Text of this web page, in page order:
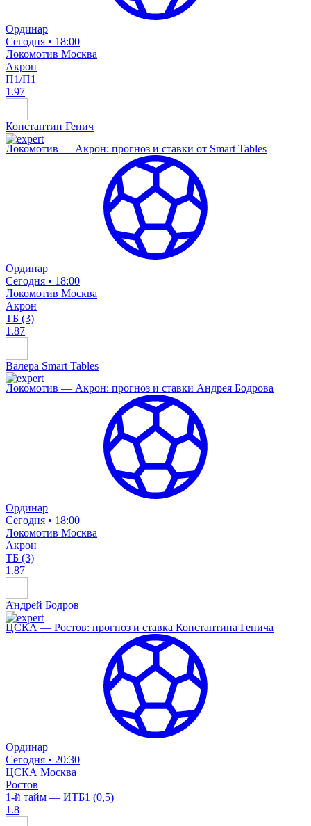
Ординар
Сегодня • 18:00
Локомотив Москва
Акрон
П1/П1
1.97
Константин Генич
Локомотив — Акрон: прогноз и ставки от Smart Tables
Ординар
Сегодня • 18:00
Локомотив Москва
Акрон
ТБ (3)
1.87
Валера Smart Tables
Локомотив — Акрон: прогноз и ставки Андрея Бодрова
Ординар
Сегодня • 18:00
Локомотив Москва
Акрон
ТБ (3)
1.87
Андрей Бодров
ЦСКА — Ростов: прогноз и ставка Константина Генича
Ординар
Сегодня • 20:30
ЦСКА Москва
Ростов
1-й тайм — ИТБ1 (0,5)
1.8